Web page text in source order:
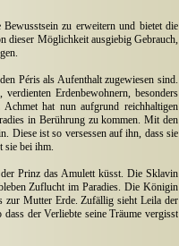
zu erweitern und bietet die
dieser Möglichkeit ausgiebig Gebrauch,
Péris als Aufenthalt zugewiesen sind.
Erdenbewohnern, besonders
hat nun aufgrund reichhaltigen
in Berührung zu kommen. Mit den
Diese ist so versessen auf ihn, dass sie
sie bei ihm.
Prinz das Amulett küsst. Die Sklavin
Zuflucht im Paradies. Die Königin
zur Mutter Erde. Zufällig sieht Leila der
der Verliebte seine Träume vergisst